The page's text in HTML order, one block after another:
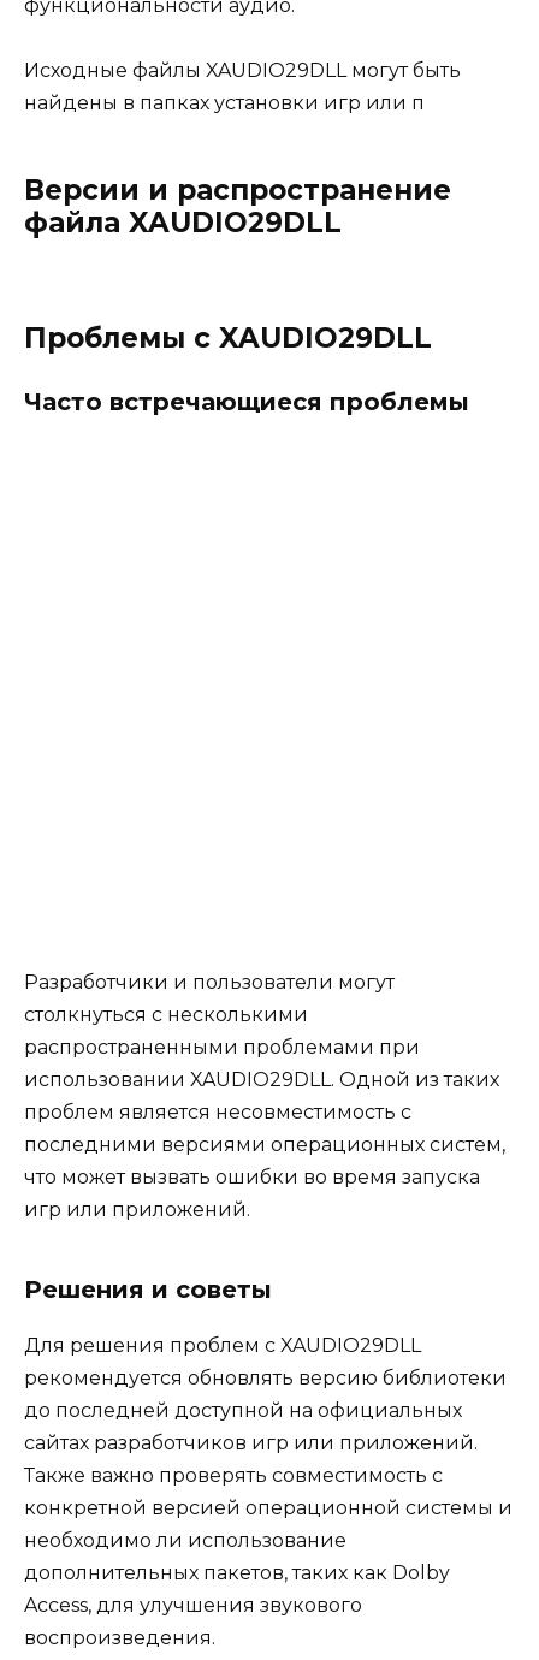
функциональности аудио.
Исходные файлы XAUDIO29DLL могут быть
найдены в папках установки игр или п
Версии и распространение
файла XAUDIO29DLL
Проблемы с XAUDIO29DLL
Часто встречающиеся проблемы
Разработчики и пользователи могут
столкнуться с несколькими
распространенными проблемами при
использовании XAUDIO29DLL. Одной из таких
проблем является несовместимость с
последними версиями операционных систем,
что может вызвать ошибки во время запуска
игр или приложений.
Решения и советы
Для решения проблем с XAUDIO29DLL
рекомендуется обновлять версию библиотеки
до последней доступной на официальных
сайтах разработчиков игр или приложений.
Также важно проверять совместимость с
конкретной версией операционной системы и
необходимо ли использование
дополнительных пакетов, таких как Dolby
Access, для улучшения звукового
воспроизведения.